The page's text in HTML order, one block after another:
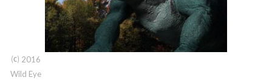
⒞ 2016
Wild Eye